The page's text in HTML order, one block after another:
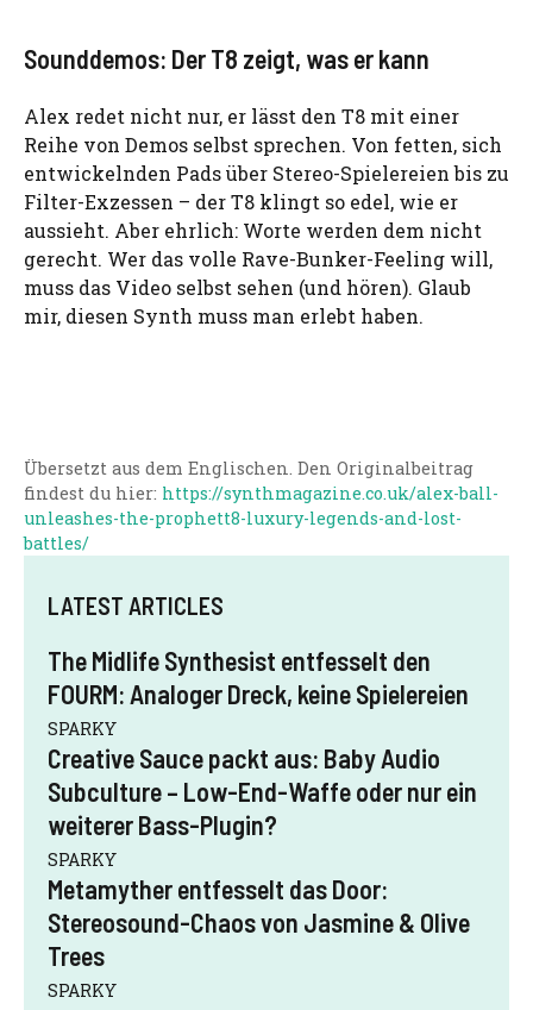
Sounddemos: Der T8 zeigt, was er kann
Alex redet nicht nur, er lässt den T8 mit einer
Reihe von Demos selbst sprechen. Von fetten, sich
entwickelnden Pads über Stereo-Spielereien bis zu
Filter-Exzessen – der T8 klingt so edel, wie er
aussieht. Aber ehrlich: Worte werden dem nicht
gerecht. Wer das volle Rave-Bunker-Feeling will,
muss das Video selbst sehen (und hören). Glaub
mir, diesen Synth muss man erlebt haben.
Übersetzt aus dem Englischen. Den Originalbeitrag
findest du hier: https://synthmagazine.co.uk/alex-ball-
unleashes-the-prophett8-luxury-legends-and-lost-
battles/
LATEST ARTICLES
The Midlife Synthesist entfesselt den
FOURM: Analoger Dreck, keine Spielereien
SPARKY
Creative Sauce packt aus: Baby Audio
Subculture – Low-End-Waffe oder nur ein
weiterer Bass-Plugin?
SPARKY
Metamyther entfesselt das Door:
Stereosound-Chaos von Jasmine & Olive
Trees
SPARKY